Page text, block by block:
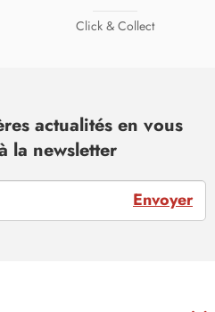
Click & Collect
actualités en vous
la newsletter
Envoyer